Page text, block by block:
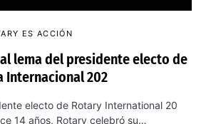
ES ACCIÓN
lema del presidente electo de
Internacional 202
electo de Rotary International 20
14 años, Rotary celebró su…